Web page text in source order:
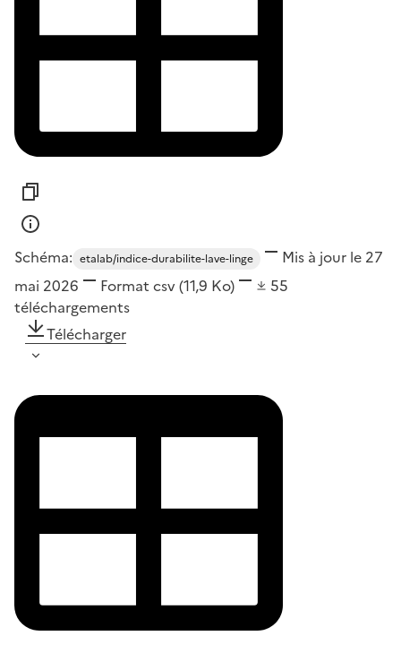
Schéma: etalab/indice-durabilite-lave-linge
Mis à jour le 27
mai 2026
Format csv(11,9 Ko)
55
téléchargements
Télécharger